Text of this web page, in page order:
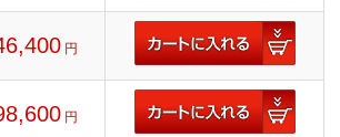
円
円